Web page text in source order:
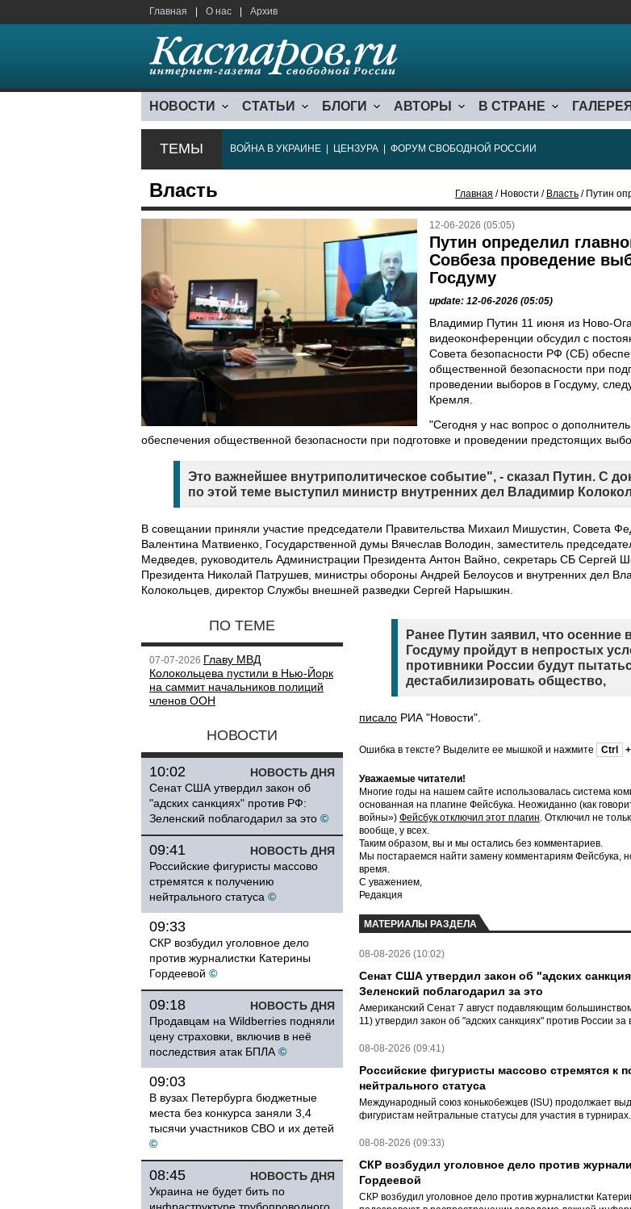
Главная О нас Архив
НОВОСТИ СТАТЬИ БЛОГИ АВТОРЫ В СТРАНЕ ГАЛЕРЕЯ
ТЕМЫ ВОЙНА В УКРАИНЕ ЦЕНЗУРА ФОРУМ СВОБОДНОЙ РОССИИ
Власть Главная / Новости / Власть / Путин
12-06-2026 (05:05)
Путин определил
Совбеза проведение
Госдуму
update: 12-06-2026 (05:05)
Владимир Путин 11 июня из Ново-
видеоконференции обсудил с
Совета безопасности РФ (СБ)
общественной безопасности при
проведении выборов в Госдуму,
Кремля.
"Сегодня у нас вопрос о
обеспечения общественной безопасности при подготовке и проведении предстоящих
Это важнейшее внутриполитическое событие", - сказал Путин. С
по этой теме выступил министр внутренних дел Владимир
В совещании приняли участие председатели Правительства Михаил Мишустин, Совета
Валентина Матвиенко, Государственной думы Вячеслав Володин, заместитель
Медведев, руководитель Администрации Президента Антон Вайно, секретарь СБ Сергей
Президента Николай Патрушев, министры обороны Андрей Белоусов и внутренних дел
Колокольцев, директор Службы внешней разведки Сергей Нарышкин.
ПО ТЕМЕ
07-07-2026 Главу МВД
Колокольцева пустили в Нью-Йорк
на саммит начальников полиций
членов ООН
НОВОСТИ
НОВОСТЬ ДНЯ
10:02
Сенат США утвердил закон об
"адских санкциях" против РФ:
Зеленский поблагодарил за это ©
НОВОСТЬ ДНЯ
09:41
Российские фигуристы массово
стремятся к получению
нейтрального статуса ©
09:33
СКР возбудил уголовное дело
против журналистки Катерины
Гордеевой ©
НОВОСТЬ ДНЯ
09:18
Продавцам на Wildberries подняли
цену страховки, включив в неё
последствия атак БПЛА ©
09:03
В вузах Петербурга бюджетные
места без конкурса заняли 3,4
тысячи участников СВО и их детей
©
НОВОСТЬ ДНЯ
08:45
Украина не будет бить по
Ранее Путин заявил, что
Госдуму пройдут в непростых
противники России будут
дестабилизировать общество,
писало РИА "Новости".
Ошибка в тексте? Выделите ее мышкой и нажмите Ctrl +
Уважаемые читатели!
Многие годы на нашем сайте использовалась система
основанная на плагине Фейсбука. Неожиданно (как
войны») Фейсбук отключил этот плагин. Отключил не
вообще, у всех.
Таким образом, вы и мы остались без комментариев.
Мы постараемся найти замену комментариям Фейсбука,
время.
С уважением,
Редакция
МАТЕРИАЛЫ РАЗДЕЛА
08-08-2026 (10:02)
Сенат США утвердил закон об "адских
Зеленский поблагодарил за это
Американский Сенат 7 август подавляющим
11) утвердил закон об "адских санкциях" против России за
08-08-2026 (09:41)
Российские фигуристы массово стремятся к
нейтрального статуса
Международный союз конькобежцев (ISU) продолжает
фигуристам нейтральные статусы для участия в турнирах.
08-08-2026 (09:33)
СКР возбудил уголовное дело против
Гордеевой
СКР возбудил уголовное дело против журналистки